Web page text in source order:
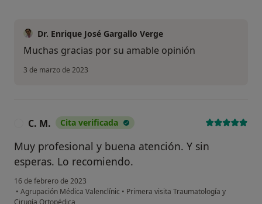
Dr. Enrique José Gargallo Verge
Muchas gracias por su amable opinión
3 de marzo de 2023
C. M. Cita verificada
Muy profesional y buena atención. Y sin
esperas. Lo recomiendo.
16 de febrero de 2023
• Agrupación Médica Valenclínic • Primera visita Traumatología y